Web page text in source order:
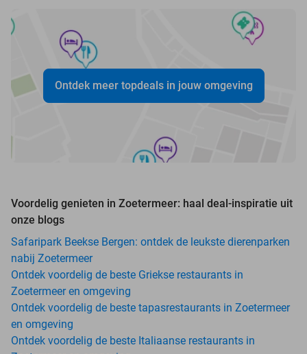
Ontdek meer topdeals in jouw omgeving
Voordelig genieten in Zoetermeer: haal deal-inspiratie uit
onze blogs
Safaripark Beekse Bergen: ontdek de leukste dierenparken
nabij Zoetermeer
Ontdek voordelig de beste Griekse restaurants in
Zoetermeer en omgeving
Ontdek voordelig de beste tapasrestaurants in Zoetermeer
en omgeving
Ontdek voordelig de beste Italiaanse restaurants in